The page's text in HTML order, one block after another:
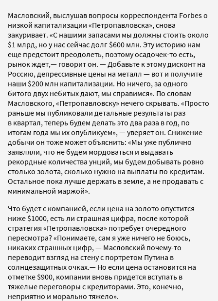
Масловский, выслушав вопросы корреспондента Forbes о
низкой капитализации «Петропавловска», снова
закуривает. «С нашими запасами мы должны стоить около
$1 млрд, но у нас сейчас долг $600 млн. Эту историю нам
еще предстоит преодолеть, поэтому осадочек-то есть,
рынок ждет,— говорит он. — Добавьте к этому дисконт на
Россию, депрессивные цены на металл — вот и получите
наши $200 млн капитализации. Но ничего, за одного
битого двух небитых дают, мы справимся». По словам
Масловского, «Петропавловску» нечего скрывать. «Просто
раньше мы публиковали детальные результаты раз
в квартал, теперь будем делать это два раза в год, по
итогам года мы их опубликуем», — уверяет он. Снижение
добычи он тоже может объяснить: «Мы уже публично
заявляли, что не будем мордоваться и выдавать
рекордные количества унций, мы будем добывать ровно
столько золота, сколько нужно на выплаты по кредитам.
Остальное пока лучше держать в земле, а не продавать с
минимальной маржой».
Что будет с компанией, если цена на золото опустится
ниже $1000, есть ли страшная цифра, после которой
стратегия «Петропавловска» потребует очередного
пересмотра? «Понимаете, сам я уже ничего не боюсь,
никаких страшных цифр, — Масловский почему-то
переводит взгляд на стену с портретом Путина в
солнцезащитных очках.— Но если цена оcтановится на
отметке $900, компании вновь придется вступать в
тяжелые переговоры с кредиторами. Это, конечно,
неприятно и морально тяжело».